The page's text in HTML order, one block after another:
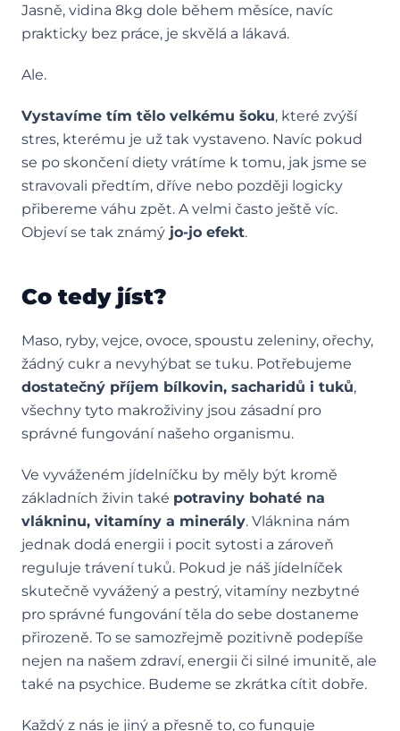
Jasně, vidina 8kg dole během měsíce, navíc
prakticky bez práce, je skvělá a lákavá.
Ale.
Vystavíme tím tělo velkému šoku, které zvýší
stres, kterému je už tak vystaveno. Navíc pokud
se po skončení diety vrátíme k tomu, jak jsme se
stravovali předtím, dříve nebo později logicky
přibereme váhu zpět. A velmi často ještě víc.
Objeví se tak známý jo-jo efekt.
Co tedy jíst?
Maso, ryby, vejce, ovoce, spoustu zeleniny, ořechy,
žádný cukr a nevyhýbat se tuku. Potřebujeme
dostatečný příjem bílkovin, sacharidů i tuků,
všechny tyto makroživiny jsou zásadní pro
správné fungování našeho organismu.
Ve vyváženém jídelníčku by měly být kromě
základních živin také potraviny bohaté na
vlákninu, vitamíny a minerály. Vláknina nám
jednak dodá energii i pocit sytosti a zároveň
reguluje trávení tuků. Pokud je náš jídelníček
skutečně vyvážený a pestrý, vitamíny nezbytné
pro správné fungování těla do sebe dostaneme
přirozeně. To se samozřejmě pozitivně podepíše
nejen na našem zdraví, energii či silné imunitě, ale
také na psychice. Budeme se zkrátka cítit dobře.
Každý z nás je jiný a přesně to, co funguje